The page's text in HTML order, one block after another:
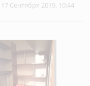
17 Сентября 2019, 10:44